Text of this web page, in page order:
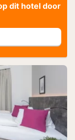
dit hotel door